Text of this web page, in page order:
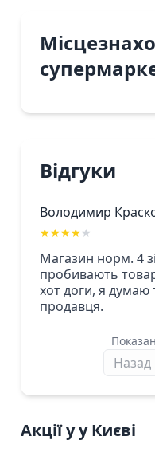
Відгуки
Володимир
★★★★★
Магазин норм. 4
пробивають
хот доги, я
продавця.
Назад
Акції у у Києві